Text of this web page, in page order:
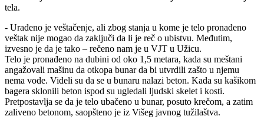
tela.
- Urađeno je veštačenje, ali zbog stanja u kome je telo pronađeno
veštak nije mogao da zaključi da li je reč o ubistvu. Međutim,
izvesno je da je tako – rečeno nam je u VJT u Užicu.
Telo je pronađeno na dubini od oko 1,5 metara, kada su meštani
angažovali mašinu da otkopa bunar da bi utvrdili zašto u njemu
nema vode. Videli su da se u bunaru nalazi beton. Kada su kašikom
bagera sklonili beton ispod su ugledali ljudski skelet i kosti.
Pretpostavlja se da je telo ubačeno u bunar, posuto krečom, a zatim
zaliveno betonom, saopšteno je iz Višeg javnog tužilaštva.